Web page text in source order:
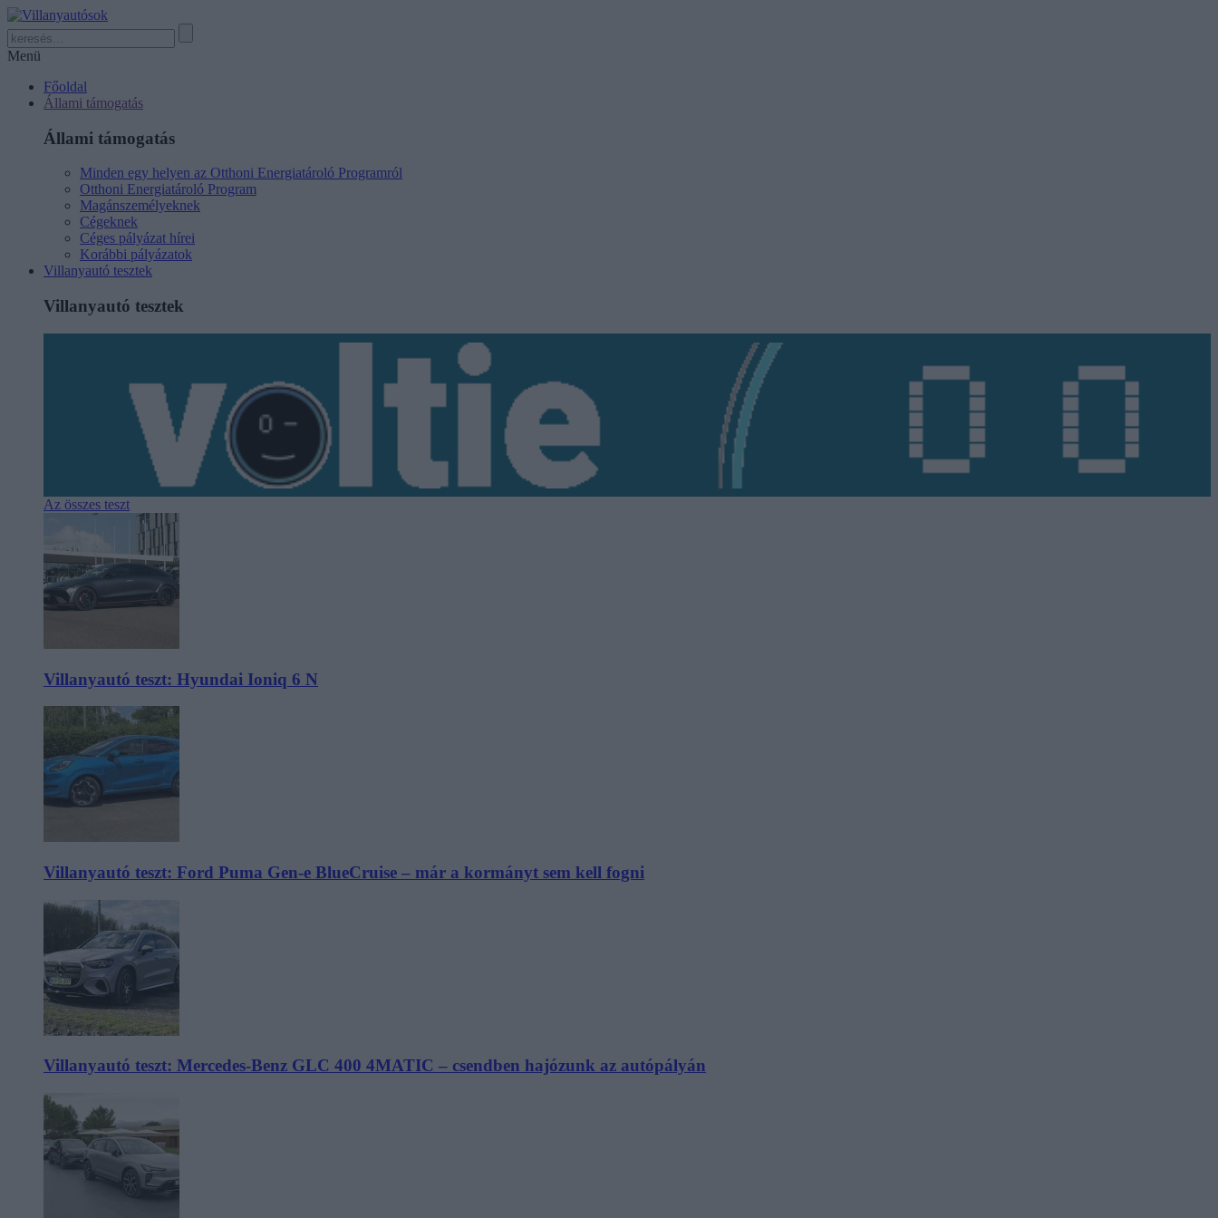
Menü
Főoldal
Állami támogatás
Állami támogatás
Minden egy helyen az Otthoni Energiatároló Programról
Otthoni Energiatároló Program
Magánszemélyeknek
Cégeknek
Céges pályázat hírei
Korábbi pályázatok
Villanyautó tesztek
Villanyautó tesztek
Az összes teszt
Villanyautó teszt: Hyundai Ioniq 6 N
Villanyautó teszt: Ford Puma Gen-e BlueCruise – már a kormányt sem kell fogni
Villanyautó teszt: Mercedes-Benz GLC 400 4MATIC – csendben hajózunk az autópályán